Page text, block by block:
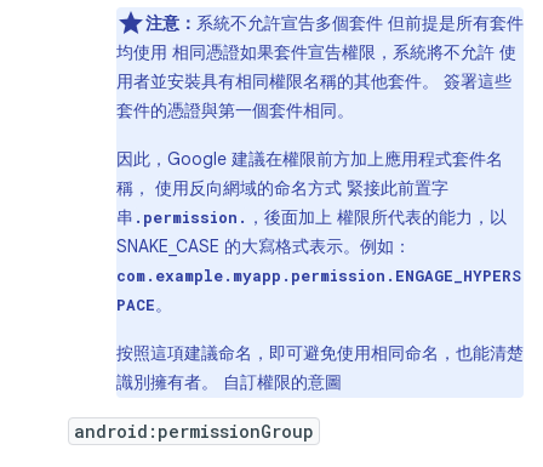
注意： 系統不允許宣告多個套件 但前提是所有套件
均使用 相同憑證如果套件宣告權限，系統將不允許 使
用者並安裝具有相同權限名稱的其他套件。 簽署這些
套件的憑證與第一個套件相同。
因此，Google 建議在權限前方加上應用程式套件名
稱， 使用反向網域的命名方式 緊接此前置字
串 .permission. ，後面加上 權限所代表的能力，以
SNAKE_CASE 的大寫格式表示。例如：
com.example.myapp.permission.ENGAGE_HYPERS
PACE。
按照這項建議命名，即可避免使用相同命名，也能清楚
識別擁有者。 自訂權限的意圖
android:permissionGroup